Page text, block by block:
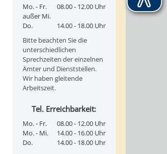
Mo. - Fr.
außer Mi.
08.00 - 12.00 Uhr
Do.
14.00 - 18.00 Uhr
Bitte beachten Sie die
unterschiedlichen
Sprechzeiten der einzelnen
Ämter und Dienststellen.
Wir haben gleitende
Arbeitszeit.
Tel. Erreichbarkeit:
Mo. - Fr.
08.00 - 12.00 Uhr
Mo. - Mi.
14.00 - 16.00 Uhr
Do.
14.00 - 18.00 Uhr